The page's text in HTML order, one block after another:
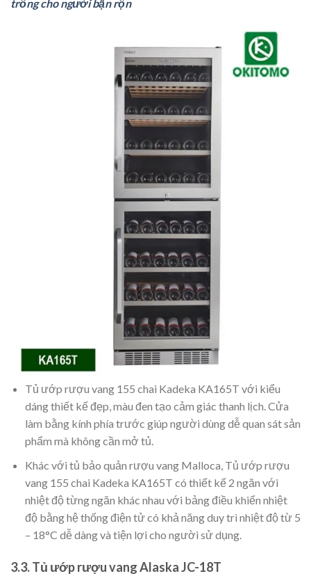
trồng cho người bận rộn
Tủ ướp rượu vang 155 chai Kadeka KA165T với kiểu
dáng thiết kế đẹp, màu đen tạo cảm giác thanh lịch. Cửa
làm bằng kính phía trước giúp người dùng dễ quan sát sản
phẩm mà không cần mở tủ.
Khác với tủ bảo quản rượu vang Malloca, Tủ ướp rượu
vang 155 chai Kadeka KA165T có thiết kế 2 ngăn với
nhiệt độ từng ngăn khác nhau với bảng điều khiển nhiệt
độ bằng hệ thống điện tử có khả năng duy trì nhiệt độ từ 5
– 18°C dễ dàng và tiện lợi cho người sử dụng.
3.3. Tủ ướp rượu vang Alaska JC-18T